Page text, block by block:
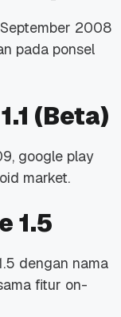
2008
pada ponsel
(Beta)
google play
market.
1.5
dengan nama
fitur on-